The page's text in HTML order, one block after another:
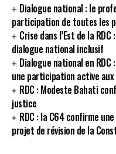
Dialogue national : le
participation de toutes les
Crise dans l’Est de la
dialogue national inclusif
Dialogue national en
une participation active aux
RDC : Modeste Bahati
justice
RDC : la C64 confirme
projet de révision de la